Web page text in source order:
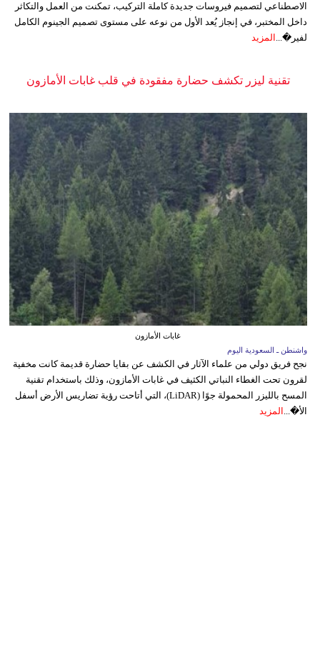
الاصطناعي لتصميم فيروسات جديدة كاملة التركيب، تمكنت من العمل والتكاثر
داخل المختبر، في إنجاز يُعد الأول من نوعه على مستوى تصميم الجينوم الكامل
لفير�... المزيد
تقنية ليزر تكشف حضارة مفقودة في قلب غابات الأمازون
غابات الأمازون
واشنطن ـ السعودية اليوم
نجح فريق دولي من علماء الآثار في الكشف عن بقايا حضارة قديمة كانت مخفية
لقرون تحت الغطاء النباتي الكثيف في غابات الأمازون، وذلك باستخدام تقنية
المسح بالليزر المحمولة جوًا (LiDAR)، التي أتاحت رؤية تضاريس الأرض أسفل
الأ�... المزيد